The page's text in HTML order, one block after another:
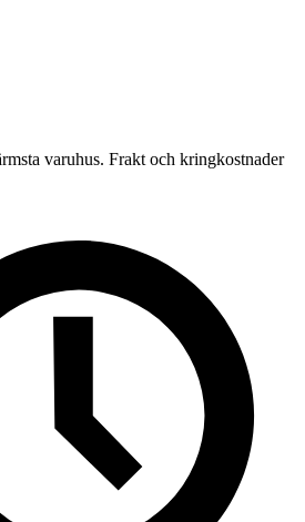
varuhus. Frakt och kringkostnader